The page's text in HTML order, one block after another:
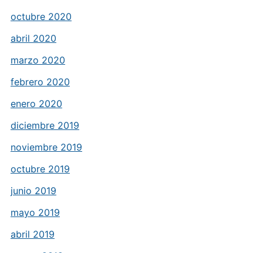
octubre 2020
abril 2020
marzo 2020
febrero 2020
enero 2020
diciembre 2019
noviembre 2019
octubre 2019
junio 2019
mayo 2019
abril 2019